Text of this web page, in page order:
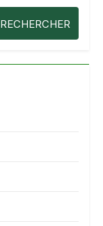
RECHERCHER